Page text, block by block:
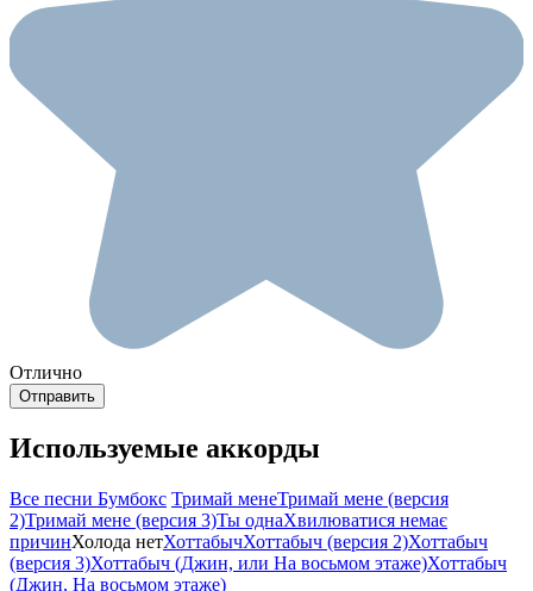
Отлично
Используемые аккорды
Все песни Бумбокс Тримай менеТримай мене (версия
2)Тримай мене (версия 3)Ты однаХвилюватися немає
причинХолода нетХоттабычХоттабыч (версия 2)Хоттабыч
(версия 3)Хоттабыч (Джин, или На восьмом этаже)Хоттабыч
(Джин, На восьмом этаже)